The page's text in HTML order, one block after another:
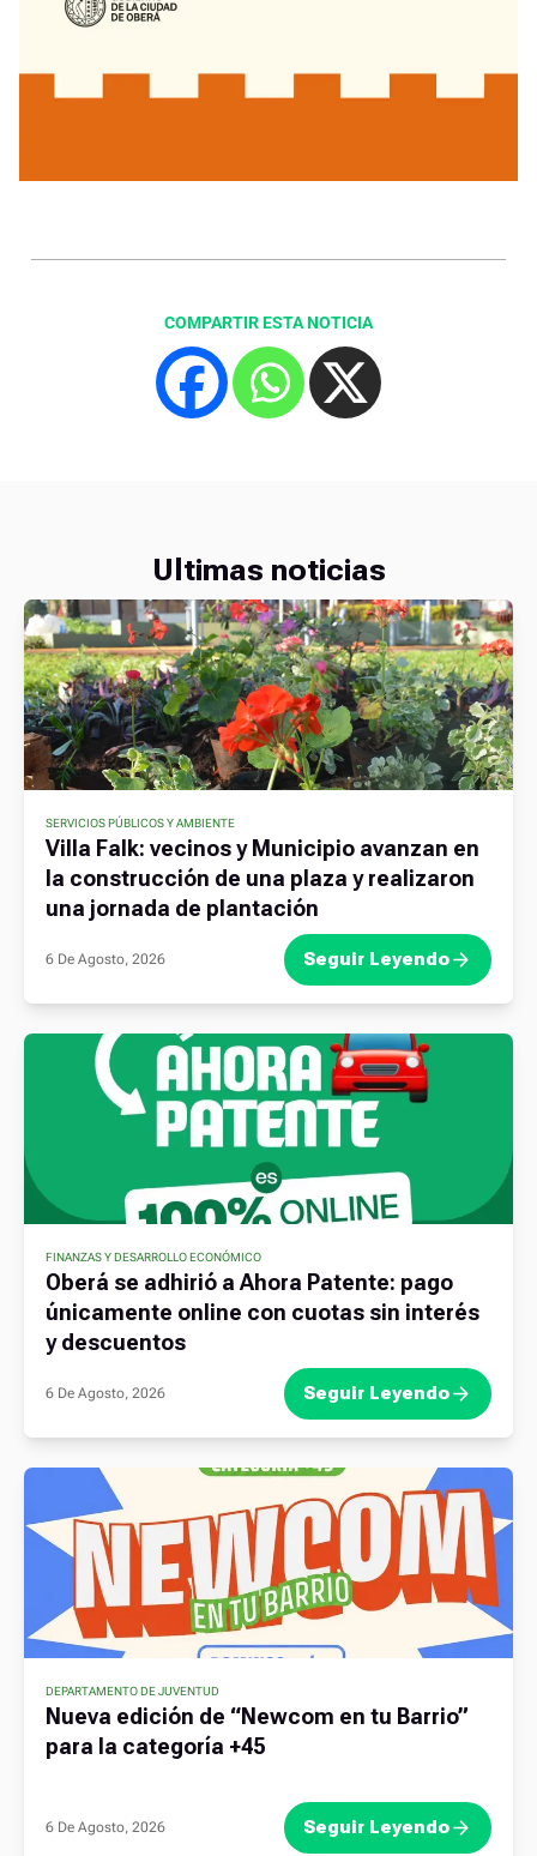
COMPARTIR ESTA NOTICIA
Ultimas noticias
SERVICIOS PÚBLICOS Y AMBIENTE
Villa Falk: vecinos y Municipio avanzan en
la construcción de una plaza y realizaron
una jornada de plantación
6 De Agosto, 2026 Seguir Leyendo
FINANZAS Y DESARROLLO ECONÓMICO
Oberá se adhirió a Ahora Patente: pago
únicamente online con cuotas sin interés
y descuentos
6 De Agosto, 2026 Seguir Leyendo
DEPARTAMENTO DE JUVENTUD
Nueva edición de “Newcom en tu Barrio”
para la categoría +45
6 De Agosto, 2026 Seguir Leyendo